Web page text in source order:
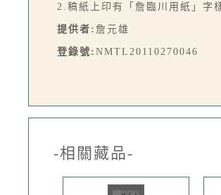
2.稿紙上印有「詹臨川用紙」字
提供者: 詹元雄
登錄號: NMTL20110270046
-相關藏品-